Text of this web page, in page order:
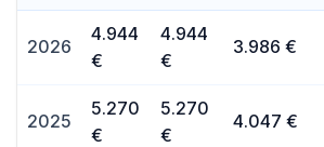
2026
4.944
€
4.944
€
3.986 €
2025
5.270
€
5.270
€
4.047 €